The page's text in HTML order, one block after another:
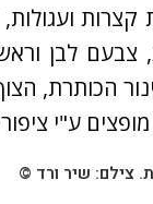
קצרות
צבעם לבן
הכותרת,
ע"י